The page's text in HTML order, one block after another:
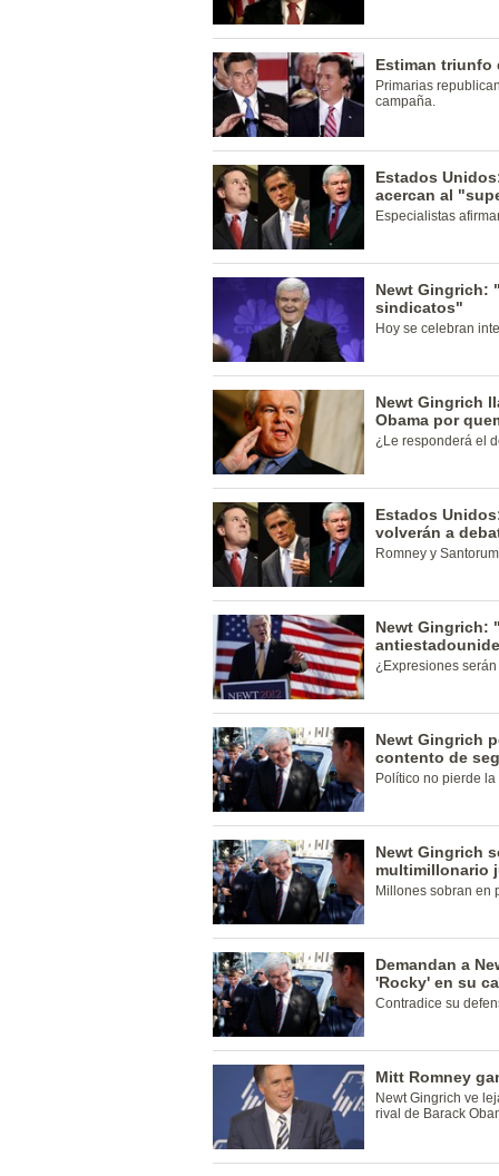
Estiman triunfo
Primarias
campaña.
Estados
acercan al
Especialistas
Newt Gingrich:
sindicatos"
Hoy se celebran
Newt Gingrich
Obama por
¿Le responderá el
Estados
volverán a
Romney y
Newt Gingrich:
¿Expresiones
Newt Gingrich
contento de
Político no pierde la
Newt Gingrich
multimillonario
Millones sobran en
Demandan a
'Rocky' en su
Contradice su
Mitt Romney
Newt Gingrich ve
rival de Barack